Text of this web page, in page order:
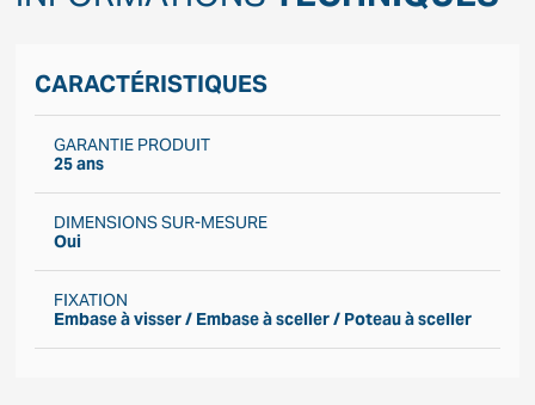
CARACTÉRISTIQUES
GARANTIE PRODUIT
25 ans
DIMENSIONS SUR-MESURE
Oui
FIXATION
Embase à visser / Embase à sceller / Poteau à sceller